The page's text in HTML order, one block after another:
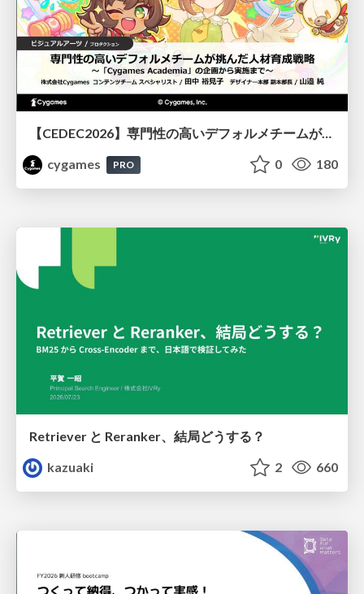
【CEDEC2026】専門性の高いデフォルメチームが挑んだ人材育成戦略 〜Cygames Academiaの企画から実施まで〜
cygames
PRO 0 180
Retriever と Reranker、結局どうする？
kazuaki
2 660